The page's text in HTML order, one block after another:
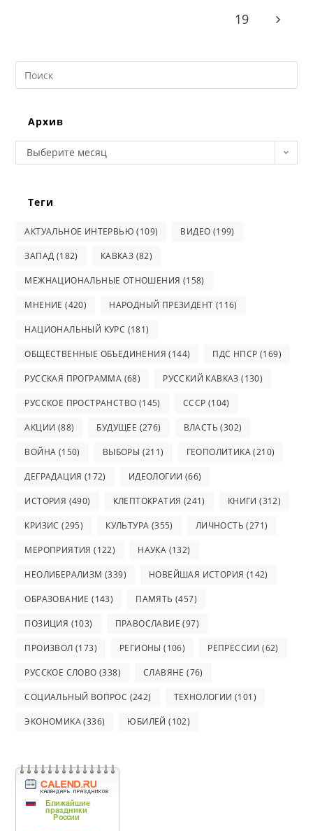
19
Go to
Search
this
Архив
Архив
Выберите месяц
Теги
АКТУАЛЬНОЕ ИНТЕРВЬЮ (109) ВИДЕО (199)
ЗАПАД (182) КАВКАЗ (82)
МЕЖНАЦИОНАЛЬНЫЕ ОТНОШЕНИЯ (158)
МНЕНИЕ (420) НАРОДНЫЙ ПРЕЗИДЕНТ (116)
НАЦИОНАЛЬНЫЙ КУРС (181)
ОБЩЕСТВЕННЫЕ ОБЪЕДИНЕНИЯ (144) ПДС НПСР (169)
РУССКАЯ ПРОГРАММА (68) РУССКИЙ КАВКАЗ (130)
РУССКОЕ ПРОСТРАНСТВО (145) СССР (104)
АКЦИИ (88) БУДУЩЕЕ (276) ВЛАСТЬ (302)
ВОЙНА (150) ВЫБОРЫ (211) ГЕОПОЛИТИКА(210)
ДЕГРАДАЦИЯ (172) ИДЕОЛОГИИ (66)
ИСТОРИЯ (490) КЛЕПТОКРАТИЯ (241) КНИГИ (312)
КРИЗИС (295) КУЛЬТУРА (355) ЛИЧНОСТЬ (271)
МЕРОПРИЯТИЯ (122) НАУКА (132)
НЕОЛИБЕРАЛИЗМ (339) НОВЕЙШАЯ ИСТОРИЯ (142)
ОБРАЗОВАНИЕ (143) ПАМЯТЬ (457)
ПОЗИЦИЯ (103) ПРАВОСЛАВИЕ (97)
ПРОИЗВОЛ (173) РЕГИОНЫ (106) РЕПРЕССИИ (62)
РУССКОЕ СЛОВО (338) СЛАВЯНЕ (76)
СОЦИАЛЬНЫЙ ВОПРОС (242) ТЕХНОЛОГИИ (101)
ЭКОНОМИКА(336) ЮБИЛЕЙ (102)